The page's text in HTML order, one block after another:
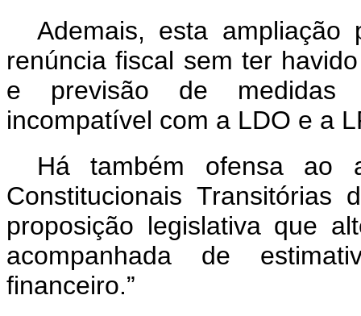
Ademais, esta
renúncia fiscal sem ter
e previsão de medidas
incompatível com a LDO e a
Há também ofensa ao
Constitucionais
proposição legislativa que
acompanhada de
financeiro.”